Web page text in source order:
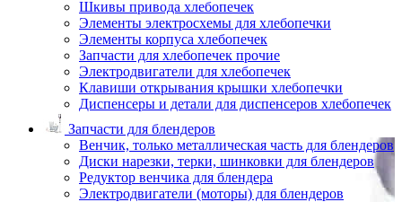
Шкивы привода хлебопечек
Элементы электросхемы для хлебопечки
Элементы корпуса хлебопечек
Запчасти для хлебопечек прочие
Электродвигатели для хлебопечек
Клавиши открывания крышки хлебопечки
Диспенсеры и детали для диспенсеров хлебопечек
Запчасти для блендеров
Венчик, только металлическая часть для блендеров
Диски нарезки, терки, шинковки для блендеров
Редуктор венчика для блендера
Электродвигатели (моторы) для блендеров